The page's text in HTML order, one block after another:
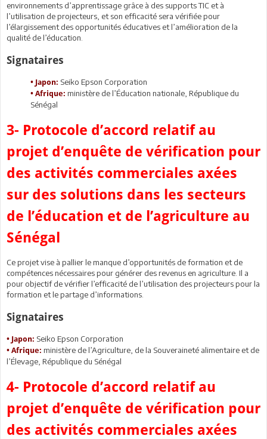
environnements d’apprentissage grâce à des supports TIC et à
l’utilisation de projecteurs, et son efficacité sera vérifiée pour
l’élargissement des opportunités éducatives et l’amélioration de la
qualité de l’éducation.
Signataires
• Japon: Seiko Epson Corporation
• Afrique: ministère de l’Éducation nationale, République du
Sénégal
3- Protocole d’accord relatif au
projet d’enquête de vérification pour
des activités commerciales axées
sur des solutions dans les secteurs
de l’éducation et de l’agriculture au
Sénégal
Ce projet vise à pallier le manque d’opportunités de formation et de
compétences nécessaires pour générer des revenus en agriculture. Il a
pour objectif de vérifier l’efficacité de l’utilisation des projecteurs pour la
formation et le partage d’informations.
Signataires
• Japon: Seiko Epson Corporation
• Afrique: ministère de l’Agriculture, de la Souveraineté alimentaire et de
l’Élevage, République du Sénégal
4- Protocole d’accord relatif au
projet d’enquête de vérification pour
des activités commerciales axées